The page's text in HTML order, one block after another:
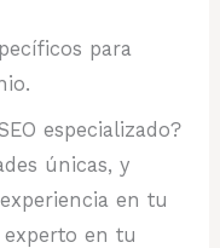
para
especializado?
únicas, y
en tu
en tu